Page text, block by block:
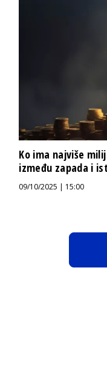
Ko ima najviše
između zapada i
09/10/2025 | 15:00